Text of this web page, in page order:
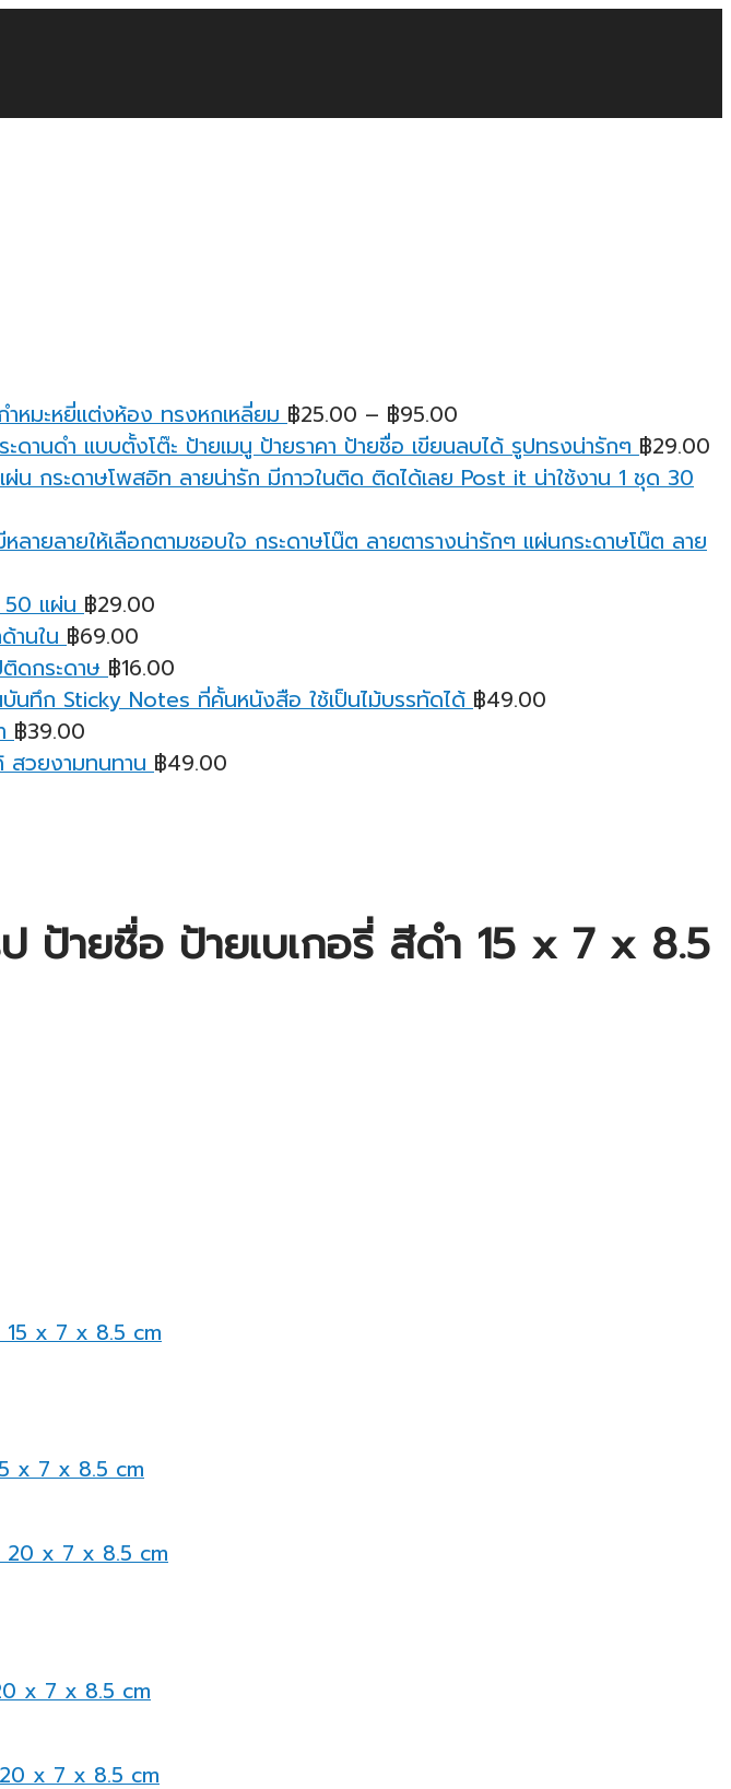
มะหยี่แต่งห้อง ทรงหกเหลี่ยม ฿25.00 – ฿95.00
range:
฿25.00
฿95.00
ะดานดำ แบบตั้งโต๊ะ ป้ายเมนู ป้ายราคา ป้ายชื่อ เขียนลบได้ รูปทรงน่ารักๆ ฿29.00
กระดาษโพสอิท ลายน่ารัก มีกาวในติด ติดได้เลย Post it น่าใช้งาน 1 ชุด 30
กระดาษโน๊ต ลายตารางน่ารักๆ แผ่นกระดาษโน๊ต ลาย
50 แผ่น ฿29.00
านใน ฿69.00
ดกระดาษ ฿16.00
นทึก Sticky Notes ที่คั้นหนังสือ ใช้เป็นไม้บรรทัดได้ ฿49.00
฿39.00
สวยงามทนทาน ฿49.00
ป้ายชื่อ ป้ายเบเกอรี่ สีดำ 15 x 7 x 8.5
x 7 x 8.5 cm
x 7 x 8.5 cm